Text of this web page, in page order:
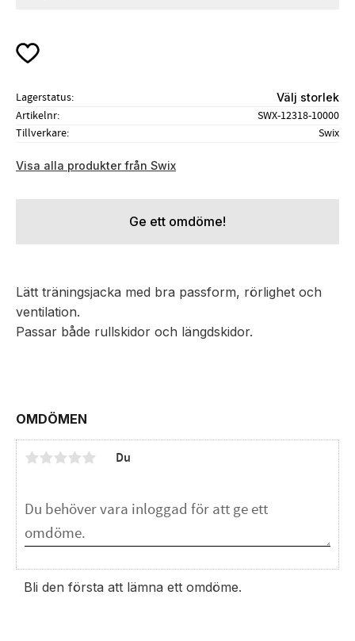
Lägg till i favoriter
Lagerstatus Välj storlek
Artikelnr
SWX-12318-10000
Tillverkare
Swix
Visa alla produkter från Swix
Ge ett omdöme!
Lätt träningsjacka med bra passform, rörlighet och
ventilation.
Passar både rullskidor och längdskidor.
OMDÖMEN
Du
Bli den första att lämna ett omdöme.